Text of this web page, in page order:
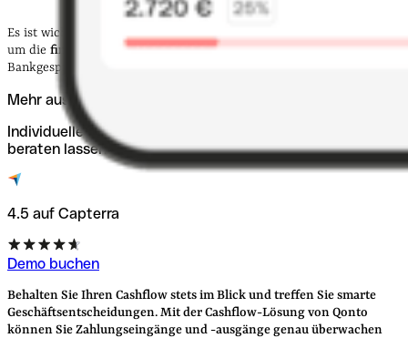
Es ist wichtig, den Zahlungsfluss z.B. pro Monat genau zu verfolgen,
um die finanzielle Situation optimal einschätzenund auch bei
Bankgesprächen kompetent auftreten zu können.
Mehr aus Ihren Ausgaben machen.
Individuelle Karten, Budgets und volle Kontrolle. Kostenlos
beraten lassen.
4.5 auf Capterra
Demo buchen
Behalten Sie Ihren Cashflow stets im Blick und treffen Sie smarte
Geschäftsentscheidungen. Mit der Cashflow-Lösung von Qonto
können Sie Zahlungseingänge und -ausgänge genau überwachen